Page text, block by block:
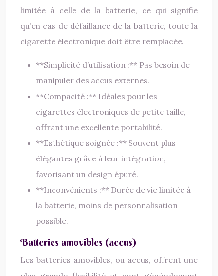
limitée à celle de la batterie, ce qui signifie
qu’en cas de défaillance de la batterie, toute la
cigarette électronique doit être remplacée.
**Simplicité d’utilisation :** Pas besoin de
manipuler des accus externes.
**Compacité :** Idéales pour les
cigarettes électroniques de petite taille,
offrant une excellente portabilité.
**Esthétique soignée :** Souvent plus
élégantes grâce à leur intégration,
favorisant un design épuré.
**Inconvénients :** Durée de vie limitée à
la batterie, moins de personnalisation
possible.
Batteries amovibles (accus)
Les batteries amovibles, ou accus, offrent une